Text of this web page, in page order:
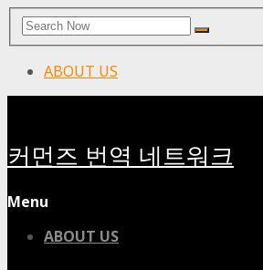
Search
for:
Search
ABOUT US
커먼즈 번역 네트워크
Menu
ABOUT US